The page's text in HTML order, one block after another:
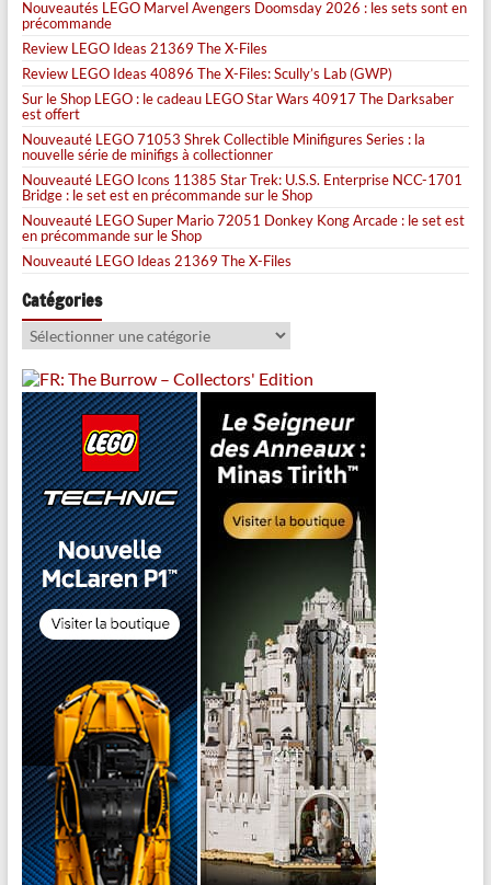
Nouveautés LEGO Marvel Avengers Doomsday 2026 : les sets sont en
précommande
Review LEGO Ideas 21369 The X-Files
Review LEGO Ideas 40896 The X-Files: Scully’s Lab (GWP)
Sur le Shop LEGO : le cadeau LEGO Star Wars 40917 The Darksaber
est offert
Nouveauté LEGO 71053 Shrek Collectible Minifigures Series : la
nouvelle série de minifigs à collectionner
Nouveauté LEGO Icons 11385 Star Trek: U.S.S. Enterprise NCC-1701
Bridge : le set est en précommande sur le Shop
Nouveauté LEGO Super Mario 72051 Donkey Kong Arcade : le set est
en précommande sur le Shop
Nouveauté LEGO Ideas 21369 The X-Files
Catégories
Catégories